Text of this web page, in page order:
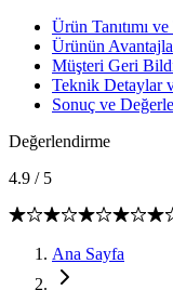
Ürün Tanıtımı
Ürünün
Müşteri Geri
Teknik Detaylar
Sonuç ve
Değerlendirme
4.9 / 5
Ana Sayfa